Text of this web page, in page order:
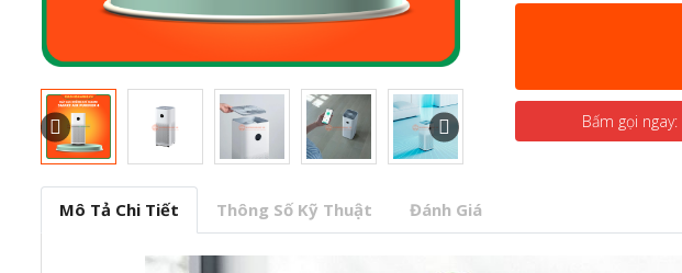
Bấm gọi ngay:
Mô Tả Chi Tiết Thông Số Kỹ Thuật Đánh Giá